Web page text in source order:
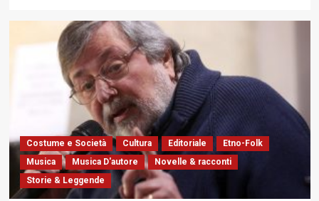
Costume e Società Cultura Editoriale
Etno-Folk
Musica
Musica D'autore
Novelle & racconti
Storie & Leggende